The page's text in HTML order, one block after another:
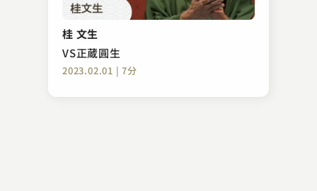
桂 文生
VS正蔵圓生
2023.02.01 | 7分
柳家 小もん
初天神
2023.12.28 | 9分